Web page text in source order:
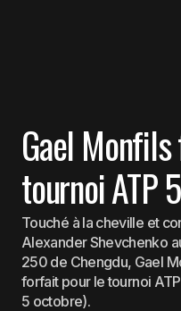
Gael
tournoi ATP
Touché à la cheville et
Alexander Shevchenko
250 de Chengdu, Gael
forfait pour le tournoi
5 octobre).